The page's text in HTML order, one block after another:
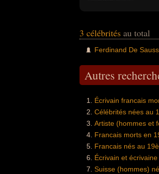
le
procès
parvint
3 célébrités au total
Ferdinand De
Autres
Écrivain francais
Célébrités nées au
Artiste (hommes et
Francais morts en
Francais nés au
Écrivain et
Suisse (hommes)